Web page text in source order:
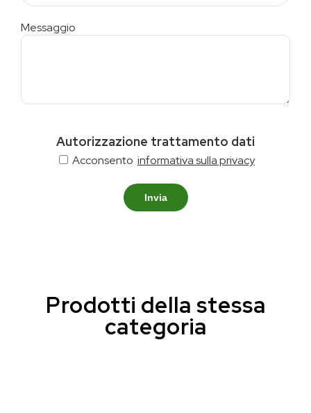
Messaggio
Autorizzazione trattamento dati
Acconsento informativa sulla privacy
Invia
Prodotti della stessa
categoria